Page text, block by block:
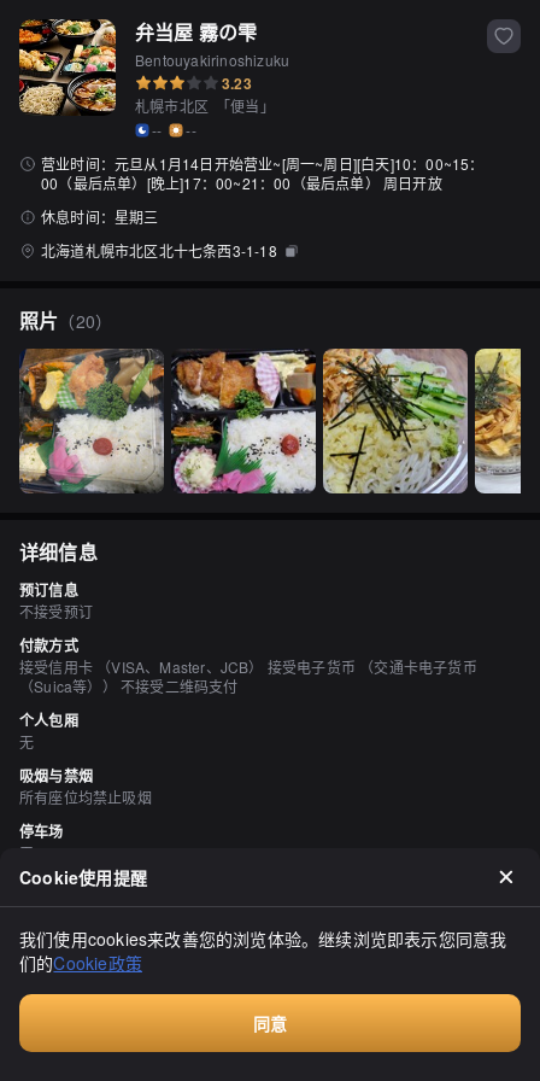
弁当屋 霧の雫
Bentouyakirinoshizuku
3.23
札幌市北区 「便当 」
--
--
营业时间： 元旦从1月14日开始营业~[周一~周日][白天]10：00~15：
00（最后点单）[晚上]17：00~21：00（最后点单） 周日开放
休息时间： 星期三
北海道札幌市北区北十七条西3-1-18
照片 （20）
详细信息
预订信息
不接受预订
付款方式
接受信用卡 （VISA、Master、JCB） 接受电子货币 （交通卡电子货币
（Suica等）） 不接受二维码支付
个人包厢
无
吸烟与禁烟
所有座位均禁止吸烟
停车场
无
jinworks
12月26日我去了"弁当屋 霧の雫"，这是我第一次光顾。这个地方以前
是Dale Dale！的店铺。雨下的相关公司正在经营便当业务。我已经
去过几次，但似乎总是错过了营业时间...今天驾车于17:10光顾。对面
有一个收费停车场，叫做カービスパーク北17西4，30分钟100日
Cookie使用提醒
我们使用cookies来改善您的浏览体验。继续浏览即表示您同意我
们的Cookie政策
同意